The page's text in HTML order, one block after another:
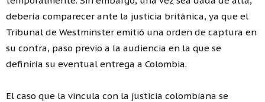
debería comparecer ante la justicia británica, ya que el
Tribunal de Westminster emitió una orden de captura en
su contra, paso previo a la audiencia en la que se
definiría su eventual entrega a Colombia.
El caso que la vincula con la justicia colombiana se